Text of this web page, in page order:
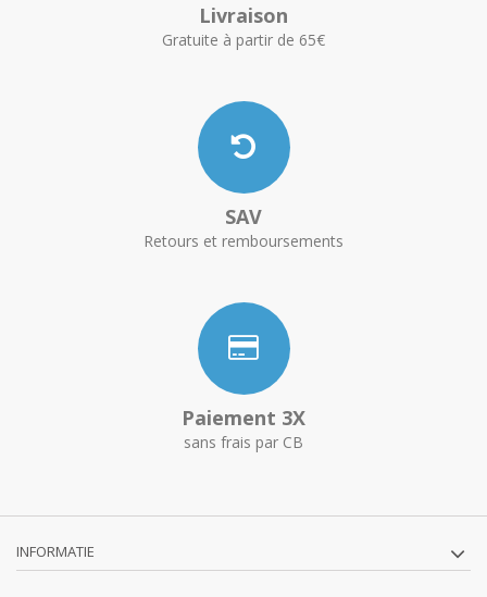
Livraison
Gratuite à partir de 65€
SAV
Retours et remboursements
Paiement 3X
sans frais par CB
INFORMATIE